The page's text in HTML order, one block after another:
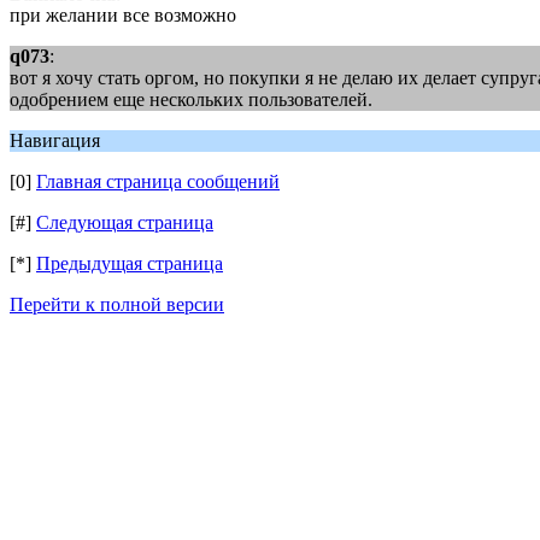
при желании все возможно
q073:
вот я хочу стать оргом, но покупки я не делаю их делает
одобрением еще нескольких пользователей.
Навигация
[0] Главная страница сообщений
[#] Следующая страница
[*] Предыдущая страница
Перейти к полной версии